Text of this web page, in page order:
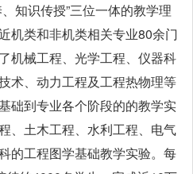
知识传授”三位一体的教学理
机类和非机类相关专业80余门
机械工程、光学工程、仪器科
术、动力工程及工程热物理等
础到专业各个阶段的的教学实
、土木工程、水利工程、电气
的工程图学基础教学实验。每